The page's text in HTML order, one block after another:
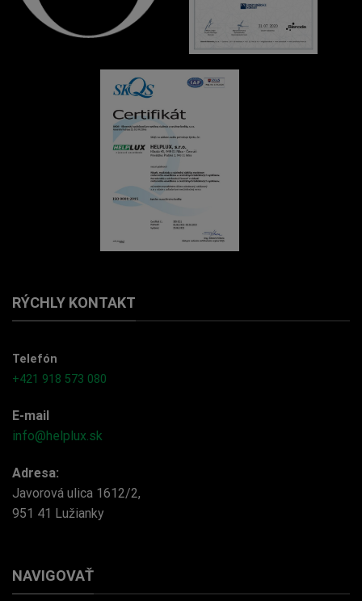
RÝCHLY KONTAKT
Telefón
+421 918 573 080
E-mail
info@helplux.sk
Adresa:
Javorová ulica 1612/2,
951 41 Lužianky
NAVIGOVAŤ